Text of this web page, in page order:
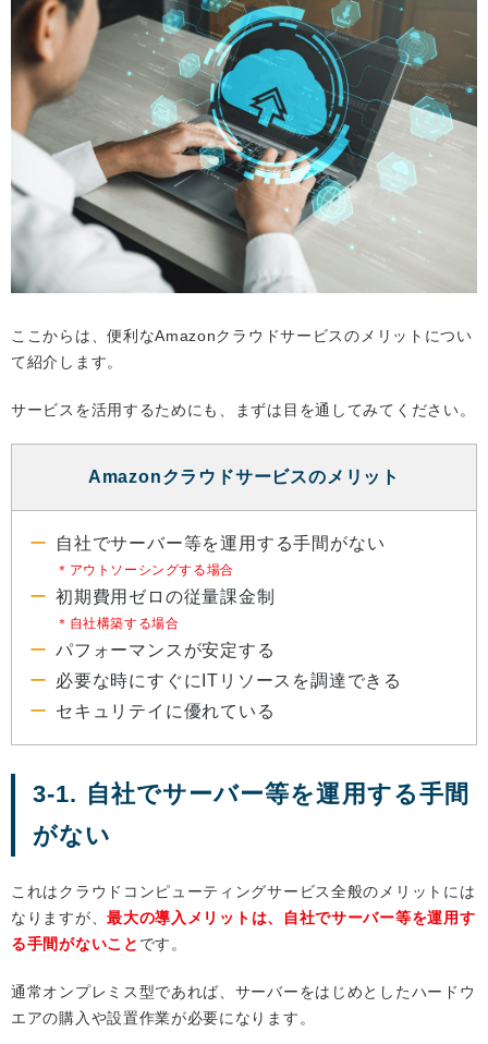
ここからは、便利なAmazonクラウドサービスのメリットについ
て紹介します。
サービスを活用するためにも、まずは目を通してみてください。
Amazonクラウドサービスのメリット
自社でサーバー等を運用する手間がない
＊アウトソーシングする場合
初期費用ゼロの従量課金制
＊自社構築する場合
パフォーマンスが安定する
必要な時にすぐにITリソースを調達できる
セキュリテイに優れている
3-1. 自社でサーバー等を運用する手間
がない
これはクラウドコンピューティングサービス全般のメリットには
なりますが、最大の導入メリットは、自社でサーバー等を運用す
る手間がないこと です。
通常オンプレミス型であれば、サーバーをはじめとしたハードウ
エアの購入や設置作業が必要になります。